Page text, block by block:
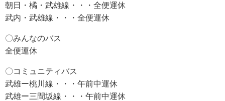
朝日・橘・武雄線・・・全便運休
武内・武雄線・・・全便運休
〇みんなのバス
全便運休
〇コミュニティバス
武雄ー桃川線・・・午前中運休
武雄ー三間坂線・・・午前中運休